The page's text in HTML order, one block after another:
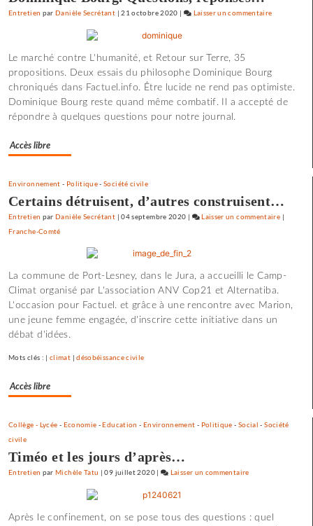
Entretien parDanièle Secrétant |21 octobre 2020 | Laisser un commentaire
J’aime
les
l’espoir
»
Le marché contre L'humanité, et Retour sur Terre, 35
propositions. Deux essais du philosophe Dominique Bourg
chroniqués dans Factuel.info. Être lucide ne rend pas optimiste.
Dominique Bourg reste quand même combatif. Il a accepté de
répondre à quelques questions pour notre journal.
Accès libre
Environnement - Politique-Société civile
Certains détruisent, d’autres construisent…
Entretien parDanièle Secrétant |04 septembre 2020 | Laisser un commentaire on
«
les
»
|
Franche-Comté
La commune de Port-Lesney, dans le Jura, a accueilli le Camp-
Climat organisé par L'association ANV Cop21 et Alternatiba.
L'occasion pour Factuel. et grâce à une rencontre avec Marion,
une jeune femme engagée, d'inscrire cette initiative dans un
débat d'idées.
Mots clés : |climat |désobéissance civile
Accès libre
Collège - Lycée - Economie - Education - Environnement - Politique - Social -Société
civile
Timéo et les jours d’après…
Entretien par Michèle Tatu |09 juillet 2020| Laisser un commentaire
:
Après le confinement, on se pose tous des questions : quel